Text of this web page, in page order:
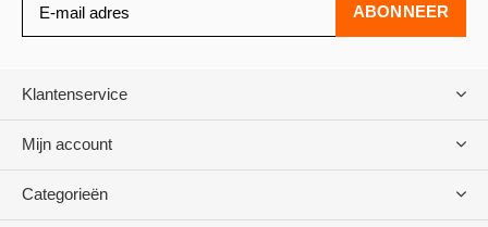
ABONNEER
Klantenservice
Mijn account
Categorieën